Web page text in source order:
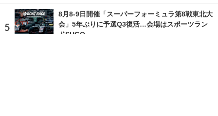
8月8‐9日開催「スーパーフォーミュラ第8戦東北大
会」5年ぶりに予選Q3復活…会場はスポーツラン
ドSUGO